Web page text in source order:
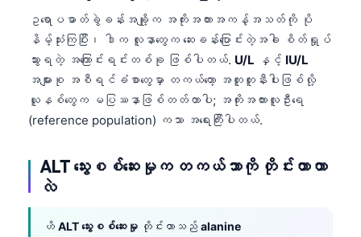
ဥရောပဓာတ်ခွဲခန်းအချို့က အကိုးအကားအကန့်အသတ်ကို ပို
နိမ့်သုံးကြပြီး၊ ဒါက လူနာတွေက ဆေးခန်းပြောင်းတဲ့အခါ စိတ်ရှုပ်
သွားရတဲ့ အကြောင်းရင်းတစ်ခု ဖြစ်ပါတယ်. U/L နှင့် IU/L
အများစု အစီရင်ခံစာတွေမှာ တကယ်တော့ အတူတူနီးပါးဖြစ်လို့
ယူနစ်တွေက မပြဿနာဖြစ်တတ်တာပါ; အကိုးအကားလူဦးရေ
(reference population) ကသာ အရေးကြီးပါတယ်.
ALT သွေးစစ်ဆေးမှုက တကယ်ဘာကို တိုင်းတာတာ
လဲ
ဟိ ALT သွေးစစ်ဆေးမှု တိုင်းတာသည် alanine